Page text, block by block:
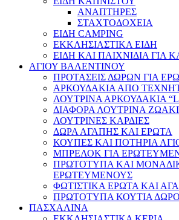
ΑΝΑΠΤΗΡΕΣ
ΣΤΑΧΤΟΔΟΧΕΙΑ
ΕΙΔΗ CAMPING
ΕΚΚΛΗΣΙΑΣΤΙΚΑ ΕΙΔΗ
ΕΙΔΗ ΚΑΙ ΠΑΙΧΝΙΔΙΑ ΓΙΑ
ΑΓΙΟΥ ΒΑΛΕΝΤΙΝΟΥ
ΠΡΟΤΑΣΕΙΣ ΔΩΡΩΝ ΓΙΑ
ΑΡΚΟΥΔΑΚΙΑ ΑΠΟ
ΛΟΥΤΡΙΝΑ ΑΡΚΟΥΔΑΚΙΑ
ΔΙΑΦΟΡΑ ΛΟΥΤΡΙΝΑ
ΛΟΥΤΡΙΝΕΣ ΚΑΡΔΙΕΣ
ΔΩΡΑ ΑΓΑΠΗΣ ΚΑΙ ΕΡΩΤΑ
ΚΟΥΠΕΣ ΚΑΙ ΠΟΤΗΡΙΑ
ΜΠΡΕΛΟΚ ΓΙΑ
ΠΡΩΤΟΤΥΠΑ ΚΑΙ
ΕΡΩΤΕΥΜΕΝΟΥΣ
ΦΩΤΙΣΤΙΚΑ ΕΡΩΤΑ ΚΑΙ
ΠΡΩΤΟΤΥΠΑ ΚΟΥΤΙΑ
ΠΑΣΧΑΛΙΝΑ